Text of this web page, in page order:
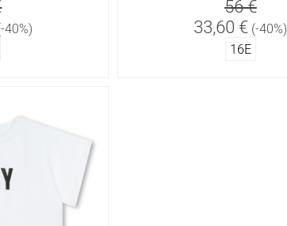
40%)
56 €
33,60 € (-40%)
16Ε